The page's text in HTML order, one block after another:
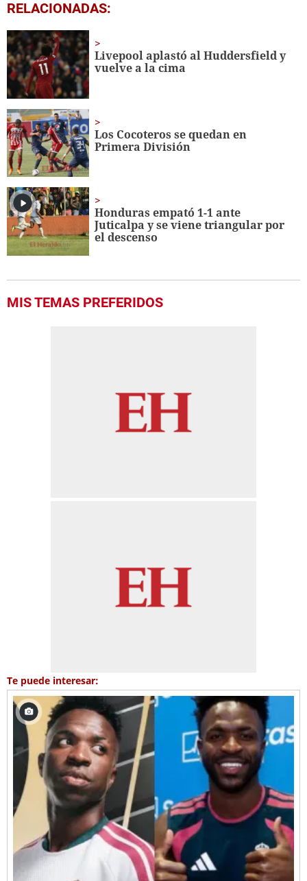
0
seconds
1
minute,
11
seconds
RELACIONADAS:
Livepool aplastó al Huddersfield y
vuelve a la cima
Los Cocoteros se quedan en
Primera División
Honduras empató 1-1 ante
Juticalpa y se viene triangular por
el descenso
MIS TEMAS PREFERIDOS
Te puede interesar: